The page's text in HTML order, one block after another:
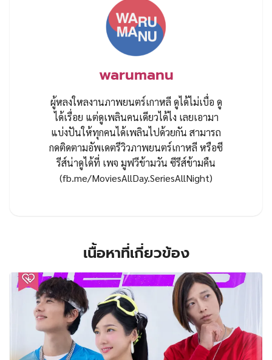
warumanu
ผู้หลงใหลงานภาพยนตร์เกาหลี ดูได้ไม่เบื่อ ดู
ได้เรื่อย แต่ดูเพลินคนเดียวได้ไง เลยเอามา
แบ่งปันให้ทุกคนได้เพลินไปด้วยกัน สามารถ
กดติดตามอัพเดตรีวิวภาพยนตร์เกาหลี หรือซี
รีส์น่าดูได้ที่ เพจ มูฟวีข้ามวัน ซีรีส์ข้ามคืน
(fb.me/MoviesAllDay.SeriesAllNight)
เนื้อหาที่เกี่ยวข้อง